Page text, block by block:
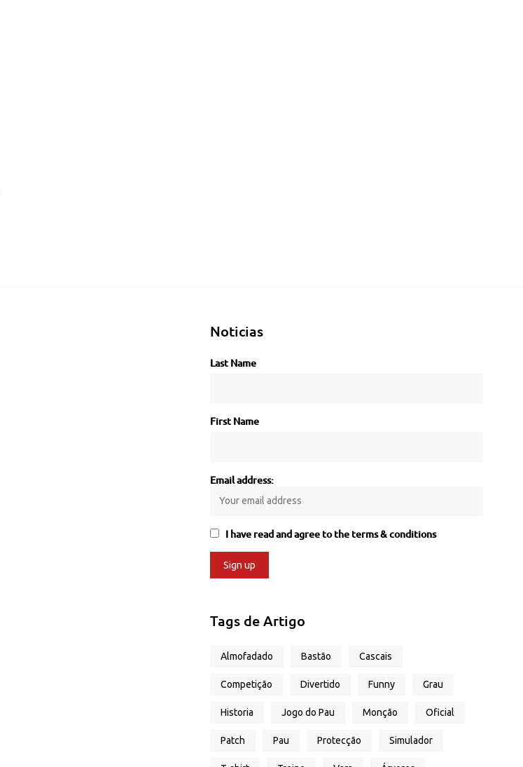
Noticias
Last Name
First Name
Email address:
I have read and agree to the terms & conditions
Tags de Artigo
Almofadado Bastão Cascais
Competição Divertido Funny Grau
Historia Jogo do Pau Monção Oficial
Patch Pau Protecção Simulador